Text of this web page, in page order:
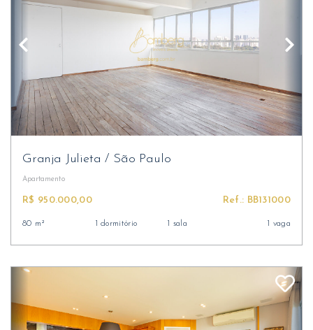
Granja Julieta/ São Paulo
Apartamento
R$ 950.000,00 Ref.: BB131000
80 m² 1 dormitório 1 sala 1 vaga